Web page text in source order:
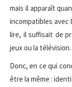
mais il apparaît
incompatibles
lire, il suffisait de
jeux ou la télévision.
Donc, en ce qui
être la même :